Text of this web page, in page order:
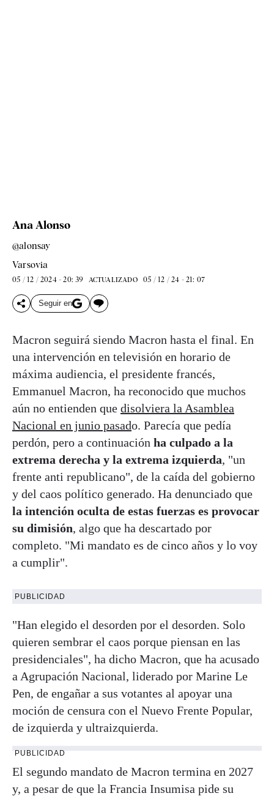
Ana Alonso
@alonsay
Varsovia
05 / 12 / 2024 - 20: 39 ACTUALIZADO 05 / 12 / 24 - 21: 07
Seguir en
Macron seguirá siendo Macron hasta el final. En
una intervención en televisión en horario de
máxima audiencia, el presidente francés,
Emmanuel Macron, ha reconocido que muchos
aún no entienden que disolviera la Asamblea
Nacional en junio pasado. Parecía que pedía
perdón, pero a continuación ha culpado a la
extrema derecha y la extrema izquierda, "un
frente anti republicano", de la caída del gobierno
y del caos político generado. Ha denunciado que
la intención oculta de estas fuerzas es provocar
su dimisión, algo que ha descartado por
completo. "Mi mandato es de cinco años y lo voy
a cumplir".
PUBLICIDAD
"Han elegido el desorden por el desorden. Solo
quieren sembrar el caos porque piensan en las
presidenciales", ha dicho Macron, que ha acusado
a Agrupación Nacional, liderado por Marine Le
Pen, de engañar a sus votantes al apoyar una
moción de censura con el Nuevo Frente Popular,
de izquierda y ultraizquierda.
PUBLICIDAD
El segundo mandato de Macron termina en 2027
y, a pesar de que la Francia Insumisa pide su